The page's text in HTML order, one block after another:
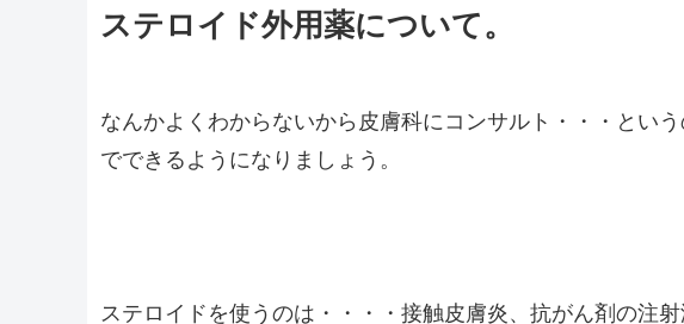
ステロイド外用薬について。
なんかよくわからないから皮膚科にコンサルト・・・とい
でできるようになりましょう。
ステロイドを使うのは・・・・接触皮膚炎、抗がん剤の注